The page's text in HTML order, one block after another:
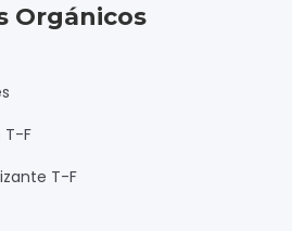
Orgánicos
T-F
T-F